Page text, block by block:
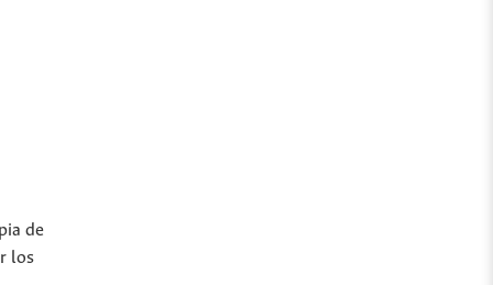
de
los